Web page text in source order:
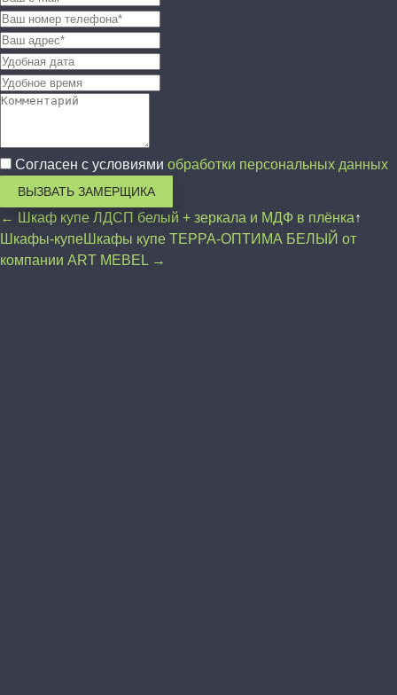
Согласен с условиями обработки персональных данных
ВЫЗВАТЬ ЗАМЕРЩИКА
← Шкаф купе ЛДСП белый + зеркала и МДФ в плёнка↑
Шкафы-купеШкафы купе ТЕРРА-ОПТИМА БЕЛЫЙ от
компании ART MEBEL →